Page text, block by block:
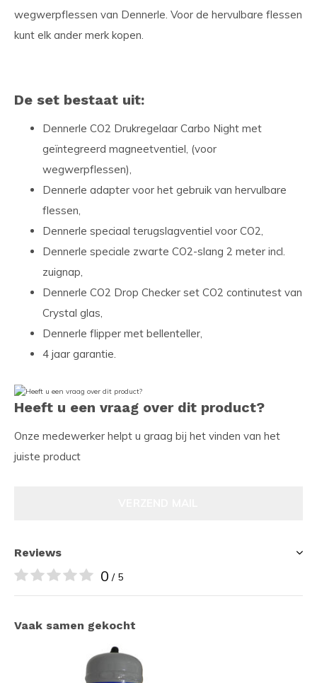
wegwerpflessen van Dennerle. Voor de hervulbare flessen
kunt elk ander merk kopen.
De set bestaat uit:
Dennerle CO2 Drukregelaar Carbo Night met
geïntegreerd magneetventiel, (voor
wegwerpflessen),
Dennerle adapter voor het gebruik van hervulbare
flessen,
Dennerle speciaal terugslagventiel voor CO2,
Dennerle speciale zwarte CO2-slang 2 meter incl.
zuignap,
Dennerle CO2 Drop Checker set CO2 continutest van
Crystal glas,
Dennerle flipper met bellenteller,
4 jaar garantie.
Heeft u een vraag over dit product?
Onze medewerker helpt u graag bij het vinden van het
juiste product
Reviews
0 / 5
Vaak samen gekocht